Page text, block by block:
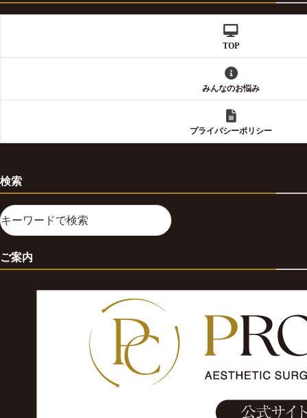
TOP
みんなのお悩み
プライバシーポリシー
検索
ご案内